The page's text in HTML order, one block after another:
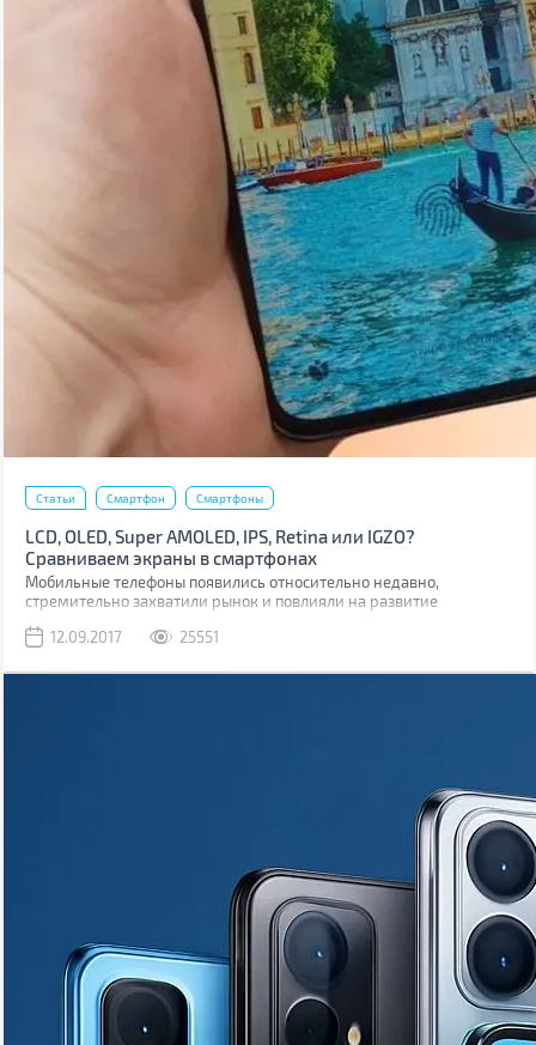
Статьи Смартфон Смартфоны
LCD, OLED, Super AMOLED, IPS, Retina или IGZO?
Сравниваем экраны в смартфонах
Мобильные телефоны появились относительно недавно,
стремительно захватили рынок и повлияли на развитие
12.09.2017
25551